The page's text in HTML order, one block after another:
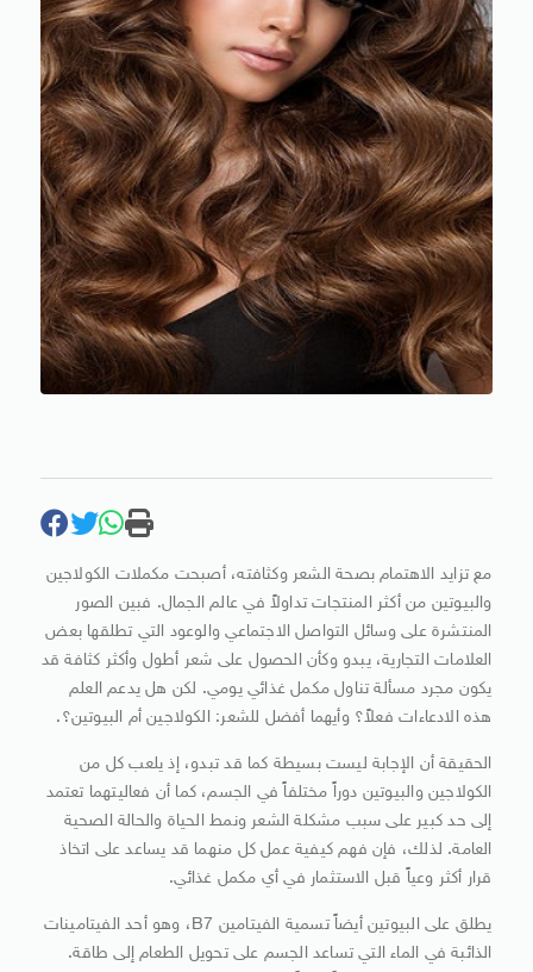
مع تزايد الاهتمام بصحة الشعر وكثافته، أصبحت مكملات الكولاجين
والبيوتين من أكثر المنتجات تداولاً في عالم الجمال. فبين الصور
المنتشرة على وسائل التواصل الاجتماعي والوعود التي تطلقها بعض
العلامات التجارية، يبدو وكأن الحصول على شعر أطول وأكثر كثافة قد
يكون مجرد مسألة تناول مكمل غذائي يومي. لكن هل يدعم العلم
هذه الادعاءات فعلاً؟ وأيهما أفضل للشعر: الكولاجين أم البيوتين؟.
الحقيقة أن الإجابة ليست بسيطة كما قد تبدو، إذ يلعب كل من
الكولاجين والبيوتين دوراً مختلفاً في الجسم، كما أن فعاليتهما تعتمد
إلى حد كبير على سبب مشكلة الشعر ونمط الحياة والحالة الصحية
العامة. لذلك، فإن فهم كيفية عمل كل منهما قد يساعد على اتخاذ
قرار أكثر وعياً قبل الاستثمار في أي مكمل غذائي.
يطلق على البيوتين أيضاً تسمية الفيتامين B7، وهو أحد الفيتامينات
الذائبة في الماء التي تساعد الجسم على تحويل الطعام إلى طاقة.